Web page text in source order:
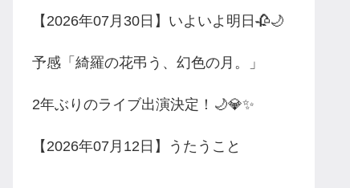
【2026年07月30日】いよいよ明日🥀🌙
予感「綺羅の花弔う、幻色の月。」
2年ぶりのライブ出演決定！🌙💎✨
【2026年07月12日】うたうこと